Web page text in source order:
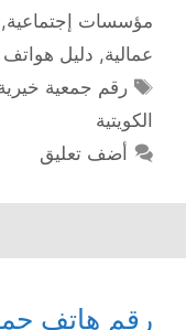
مؤسسات إجتماعية,
عمالية, دليل
الوسوم
رقم جمعية
الكويتية
أضف تعليق
رقم هاتف